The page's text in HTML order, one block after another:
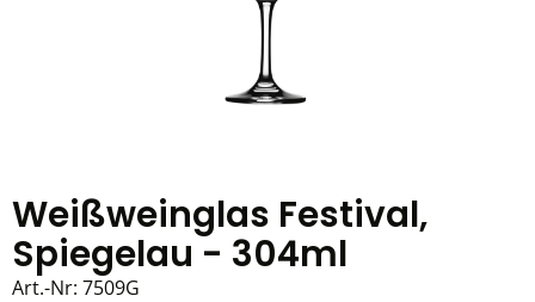
Weißweinglas Festival,
Spiegelau - 304ml
Art.-Nr: 7509G